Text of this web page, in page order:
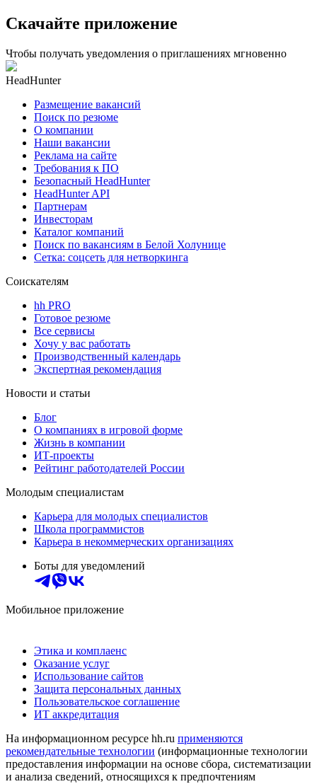
Скачайте приложение
Чтобы получать уведомления о приглашениях мгновенно
HeadHunter
Размещение вакансий
Поиск по резюме
О компании
Наши вакансии
Реклама на сайте
Требования к ПО
Безопасный HeadHunter
HeadHunter API
Партнерам
Инвесторам
Каталог компаний
Поиск по вакансиям в Белой Холунице
Сетка: соцсеть для нетворкинга
Соискателям
hh PRO
Готовое резюме
Все сервисы
Хочу у вас работать
Производственный календарь
Экспертная рекомендация
Новости и статьи
Блог
О компаниях в игровой форме
Жизнь в компании
ИТ-проекты
Рейтинг работодателей России
Молодым специалистам
Карьера для молодых специалистов
Школа программистов
Карьера в некоммерческих организациях
Боты для уведомлений
Мобильное приложение
Этика и комплаенс
Оказание услуг
Использование сайтов
Защита персональных данных
Пользовательское соглашение
ИТ аккредитация
На информационном ресурсе hh.ru применяются
рекомендательные технологии (информационные технологии
предоставления информации на основе сбора, систематизации
и анализа сведений, относящихся к предпочтениям